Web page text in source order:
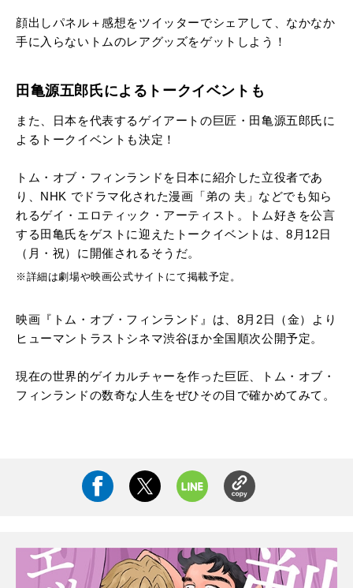
顔出しパネル＋感想をツイッターでシェアして、 なかなか
手に入らないトムのレアグッズをゲットしよう！
田亀源五郎氏によるトークイベントも
また、日本を代表するゲイアートの巨匠・田亀源五郎氏に
よるトークイベントも決定！
トム・オブ・フィンランドを日本に紹介した立役者であ
り、NHK でドラマ化された漫画「弟の 夫」などでも知ら
れるゲイ・エロティック・アーティスト。トム好きを公言
する田亀氏をゲストに迎えたトークイベントは、8月12日
（月・祝）に開催されるそうだ。
※詳細は劇場や映画公式サイトにて掲載予定。
映画『トム・オブ・フィンランド』は、8月2日（金）より
ヒューマントラストシネマ渋谷ほか全国順次公開予定。
現在の世界的ゲイカルチャーを作った巨匠、トム・オブ・
フィンランドの数奇な人生をぜひその目で確かめてみて。